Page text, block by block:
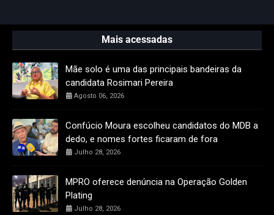
Mais acessadas
Mãe solo é uma das principais bandeiras da
candidata Rosimari Pereira
Agosto 06, 2026
Confúcio Moura escolheu candidatos do MDB a
dedo, e nomes fortes ficaram de fora
Julho 28, 2026
MPRO oferece denúncia na Operação Golden
Plating
Julho 28, 2026